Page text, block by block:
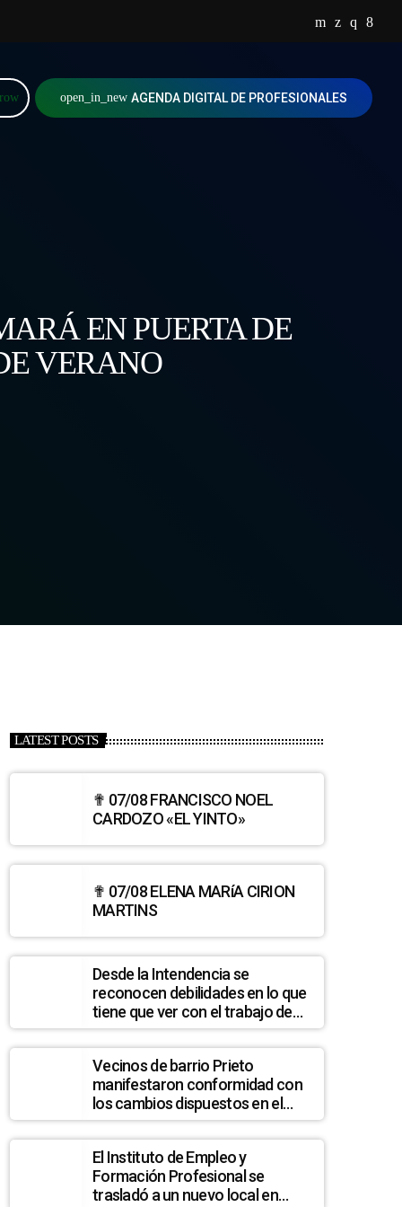
open_in_new AGENDA DIGITAL DE PROFESIONALES
EN PUERTA DE
VERANO
LATEST POSTS
✟ 07/08 FRANCISCO NOEL
CARDOZO «EL YINTO»
✟ 07/08 ELENA MARíA CIRION
MARTINS
Desde la Intendencia se
reconocen debilidades en lo que
tiene que ver con el trabajo de
hurgadores en la basura
Vecinos de barrio Prieto
manifestaron conformidad con
los cambios dispuestos en el
sistema de recolección de
residuos en esa zona
El Instituto de Empleo y
Formación Profesional se
trasladó a un nuevo local en